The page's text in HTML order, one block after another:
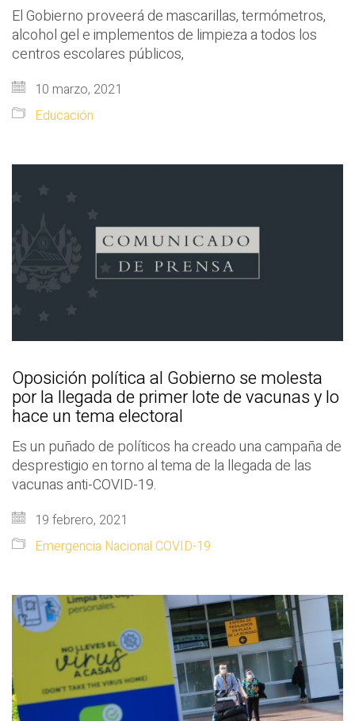
El Gobierno proveerá de mascarillas, termómetros,
alcohol gel e implementos de limpieza a todos los
centros escolares públicos,
10 marzo, 2021
Educación
Oposición política al Gobierno se molesta
por la llegada de primer lote de vacunas y lo
hace un tema electoral
Es un puñado de políticos ha creado una campaña de
desprestigio en torno al tema de la llegada de las
vacunas anti-COVID-19.
19 febrero, 2021
Emergencia Nacional COVID-19